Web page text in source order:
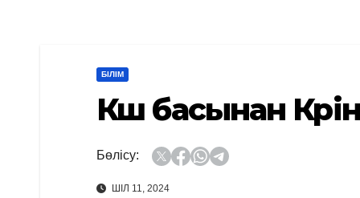
БІЛІМ
Көш басынан
Бөлісу:
ШІЛ 11, 2024